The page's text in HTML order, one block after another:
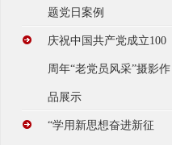
题党日案例
庆祝中国共产党成立100
周年“老党员风采”摄影作
品展示
“学用新思想奋进新征